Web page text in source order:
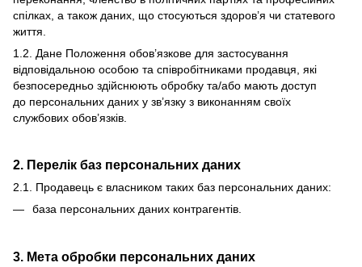
спілках, а також даних, що стосуються здоров’я чи статевого
життя.
1.2. Дане Положення обов’язкове для застосування
відповідальною особою та співробітниками продавця, які
безпосередньо здійснюють обробку та/або мають доступ
до персональних даних у зв’язку з виконанням своїх
службових обов’язків.
2. Перелік баз персональних даних
2.1. Продавець є власником таких баз персональних даних:
база персональних даних контрагентів.
3. Мета обробки персональних даних